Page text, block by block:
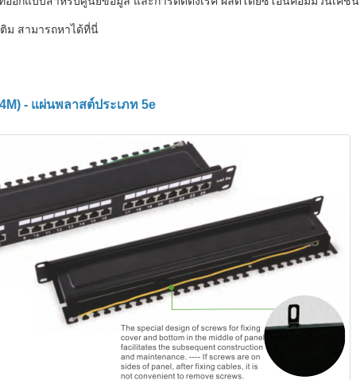
ม สามารถหาได้ที่นี่
- แผ่นพลาสต์ประเภท 5e